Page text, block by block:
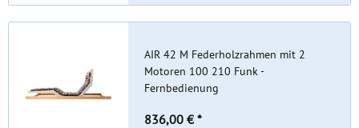
AIR 42 M Federholzrahmen mit 2
Motoren 100 210 Funk -
Fernbedienung
836,00 € *